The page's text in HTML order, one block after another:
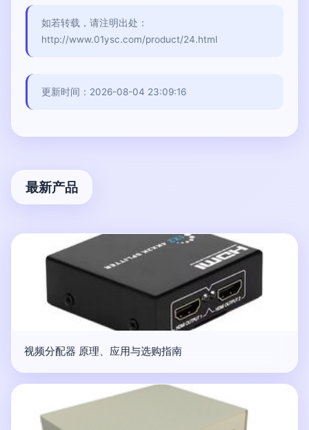
如若转载，请注明出处：
http://www.01ysc.com/product/24.html
更新时间：2026-08-04 23:09:16
最新产品
视频分配器 原理、应用与选购指南